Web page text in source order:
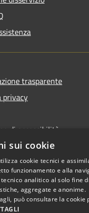
trasparente
privacy
di accessibilità
sui cookie
cookie tecnici e
funzionamento e alla
analitico al solo fine
aggregate e anonime.
può consultare la cookie